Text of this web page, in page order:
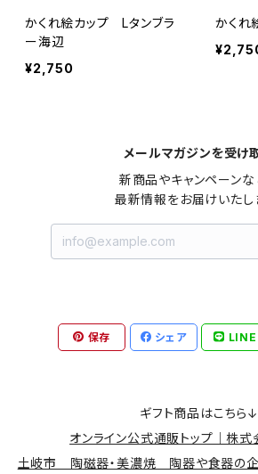
かくれ絵カップ Lタンブラ
ー海辺
¥2,750
かくれ
メールマガジンを受け
新商品やキャンペーンな
最新情報をお届けいたし
保存 シェア LINE
ギフト商品はこちら↓
オンライン公式通販トップ｜株式
土岐市 陶磁器・美濃焼 陶器や食器の企